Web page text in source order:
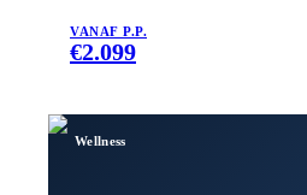
VANAF P.P.
€2.099
Wellness